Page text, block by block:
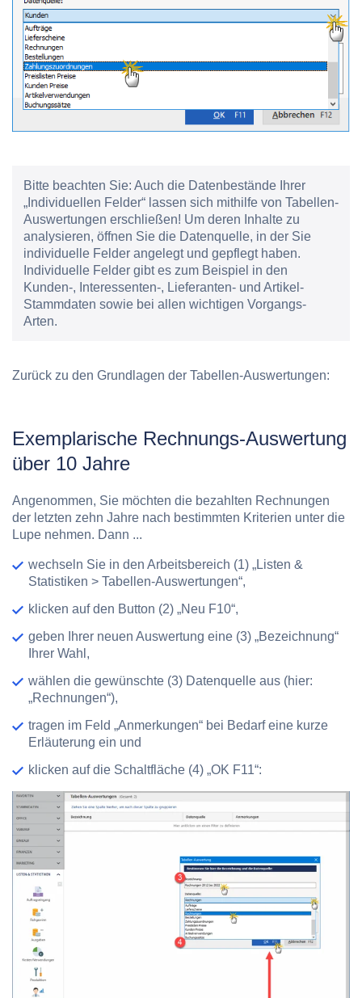
Bitte beachten Sie: Auch die Datenbestände Ihrer
„Individuellen Felder“ lassen sich mithilfe von Tabellen-
Auswertungen erschließen! Um deren Inhalte zu
analysieren, öffnen Sie die Datenquelle, in der Sie
individuelle Felder angelegt und gepflegt haben.
Individuelle Felder gibt es zum Beispiel in den
Kunden-, Interessenten-, Lieferanten- und Artikel-
Stammdaten sowie bei allen wichtigen Vorgangs-
Arten.
Zurück zu den Grundlagen der Tabellen-Auswertungen:
Exemplarische Rechnungs-Auswertung
über 10 Jahre
Angenommen, Sie möchten die bezahlten Rechnungen
der letzten zehn Jahre nach bestimmten Kriterien unter die
Lupe nehmen. Dann ...
wechseln Sie in den Arbeitsbereich (1) „Listen &
Statistiken > Tabellen-Auswertungen“,
klicken auf den Button (2) „Neu F10“,
geben Ihrer neuen Auswertung eine (3) „Bezeichnung“
Ihrer Wahl,
wählen die gewünschte (3) Datenquelle aus (hier:
„Rechnungen“),
tragen im Feld „Anmerkungen“ bei Bedarf eine kurze
Erläuterung ein und
klicken auf die Schaltfläche (4) „OK F11“: